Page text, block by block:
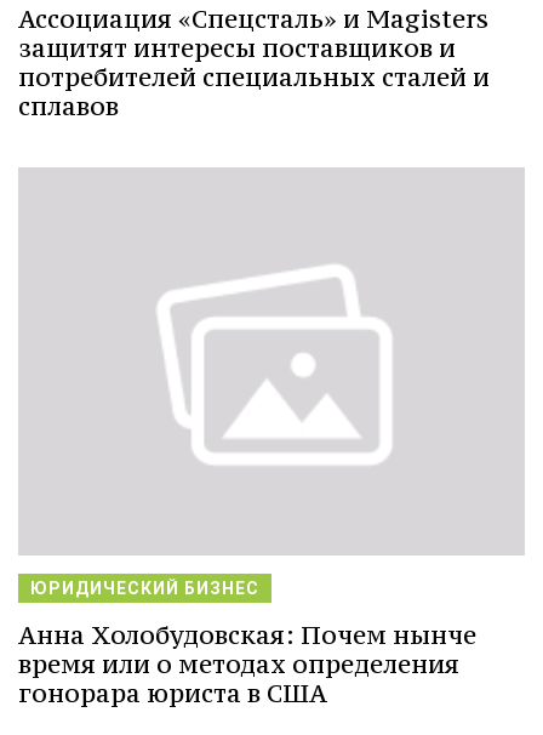
Ассоциация «Спецсталь» и Magisters
защитят интересы поставщиков и
потребителей специальных сталей и
сплавов
ЮРИДИЧЕСКИЙ БИЗНЕС
Анна Холобудовская: Почем нынче
время или о методах определения
гонорара юриста в США